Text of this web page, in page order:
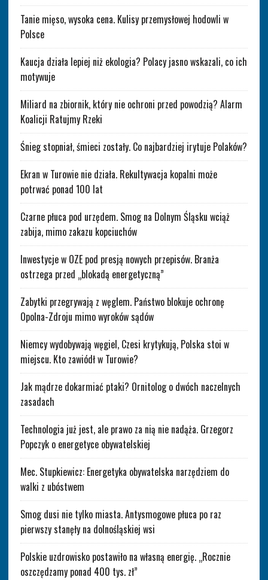
Tanie mięso, wysoka cena. Kulisy przemysłowej hodowli w
Polsce
Kaucja działa lepiej niż ekologia? Polacy jasno wskazali, co ich
motywuje
Miliard na zbiornik, który nie ochroni przed powodzią? Alarm
Koalicji Ratujmy Rzeki
Śnieg stopniał, śmieci zostały. Co najbardziej irytuje Polaków?
Ekran w Turowie nie działa. Rekultywacja kopalni może
potrwać ponad 100 lat
Czarne płuca pod urzędem. Smog na Dolnym Śląsku wciąż
zabija, mimo zakazu kopciuchów
Inwestycje w OZE pod presją nowych przepisów. Branża
ostrzega przed „blokadą energetyczną”
Zabytki przegrywają z węglem. Państwo blokuje ochronę
Opolna-Zdroju mimo wyroków sądów
Niemcy wydobywają węgiel, Czesi krytykują, Polska stoi w
miejscu. Kto zawiódł w Turowie?
Jak mądrze dokarmiać ptaki? Ornitolog o dwóch naczelnych
zasadach
Technologia już jest, ale prawo za nią nie nadąża. Grzegorz
Popczyk o energetyce obywatelskiej
Mec. Stupkiewicz: Energetyka obywatelska narzędziem do
walki z ubóstwem
Smog dusi nie tylko miasta. Antysmogowe płuca po raz
pierwszy stanęły na dolnośląskiej wsi
Polskie uzdrowisko postawiło na własną energię. „Rocznie
oszczędzamy ponad 400 tys. zł”